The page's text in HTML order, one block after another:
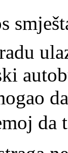
da